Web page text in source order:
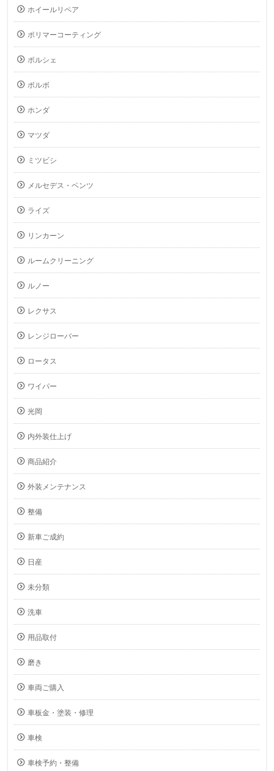
ホイールリペア
ポリマーコーティング
ポルシェ
ボルボ
ホンダ
マツダ
ミツビシ
メルセデス・ベンツ
ライズ
リンカーン
ルームクリーニング
ルノー
レクサス
レンジローバー
ロータス
ワイパー
光岡
内外装仕上げ
商品紹介
外装メンテナンス
整備
新車ご成約
日産
未分類
洗車
用品取付
磨き
車両ご購入
車板金・塗装・修理
車検
車検予約・整備